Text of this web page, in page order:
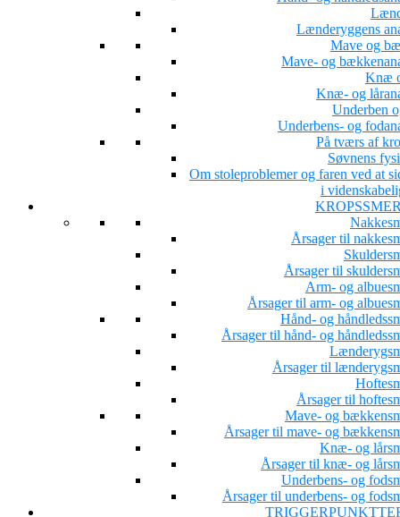
Lænderyggens
Mave og
Mave- og
Knæ
Knæ- og
Underben
Underbens- og
På tværs af
Søvnens
Om stoleproblemer og faren ved at
i
Årsager til
Årsager til
Arm- og
Årsager til arm- og
Hånd- og
Årsager til hånd- og
Årsager til
Årsager til
Mave- og
Årsager til mave- og
Knæ- og
Årsager til knæ- og
Underbens- og
Årsager til underbens- og